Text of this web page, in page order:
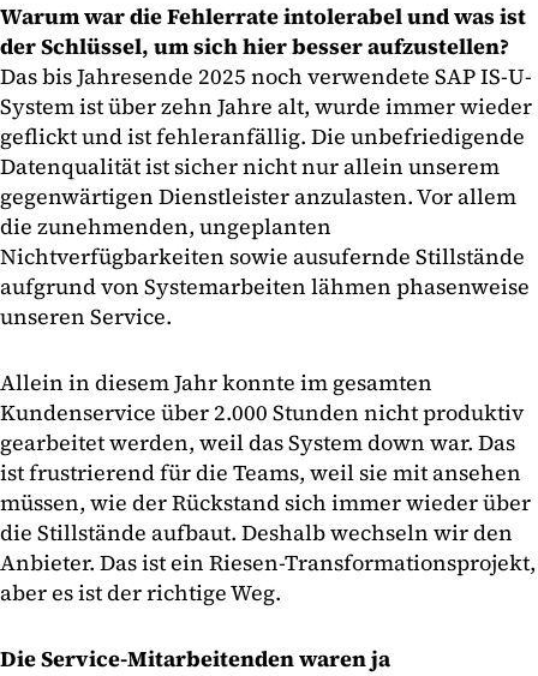
Warum war die Fehlerrate intolerabel und was ist
der Schlüssel, um sich hier besser aufzustellen?
Das bis Jahresende 2025 noch verwendete SAP IS-U-
System ist über zehn Jahre alt, wurde immer wieder
geflickt und ist fehleranfällig. Die unbefriedigende
Datenqualität ist sicher nicht nur allein unserem
gegenwärtigen Dienstleister anzulasten. Vor allem
die zunehmenden, ungeplanten
Nichtverfügbarkeiten sowie ausufernde Stillstände
aufgrund von Systemarbeiten lähmen phasenweise
unseren Service.
Allein in diesem Jahr konnte im gesamten
Kundenservice über 2.000 Stunden nicht produktiv
gearbeitet werden, weil das System down war. Das
ist frustrierend für die Teams, weil sie mit ansehen
müssen, wie der Rückstand sich immer wieder über
die Stillstände aufbaut. Deshalb wechseln wir den
Anbieter. Das ist ein Riesen-Transformationsprojekt,
aber es ist der richtige Weg.
Die Service-Mitarbeitenden waren ja